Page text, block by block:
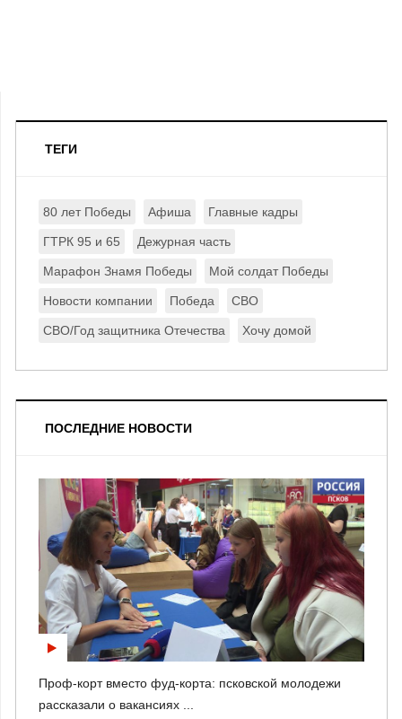
ТЕГИ
80 лет Победы Афиша Главные кадры
ГТРК 95 и 65 Дежурная часть
Марафон Знамя Победы Мой солдат Победы
Новости компании Победа СВО
СВО/Год защитника Отечества Хочу домой
ПОСЛЕДНИЕ НОВОСТИ
Проф-корт вместо фуд-корта: псковской молодежи
рассказали о вакансиях ...